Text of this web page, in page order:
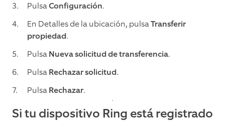
PulsaConfiguración.
En Detalles de la ubicación, pulsaTransferir
propiedad.
PulsaNueva solicitud de transferencia.
PulsaRechazar solicitud.
PulsaRechazar.
Si tu dispositivo Ring está registrado